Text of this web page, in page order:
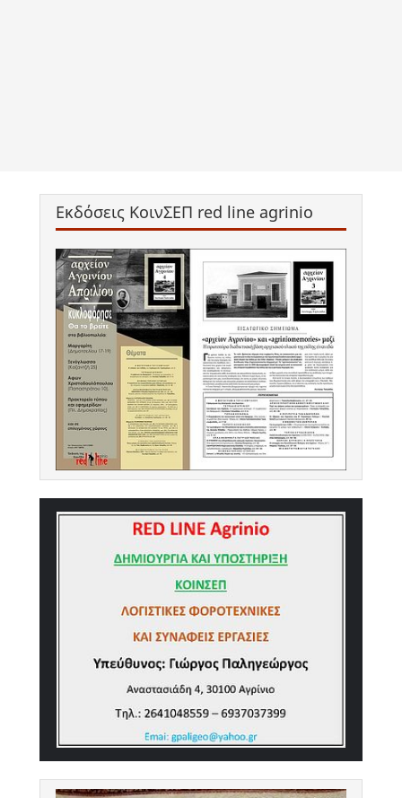
Εκδόσεις ΚοινΣΕΠ red line agrinio